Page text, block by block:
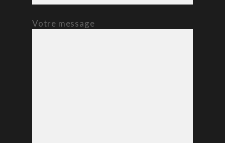
Votre message